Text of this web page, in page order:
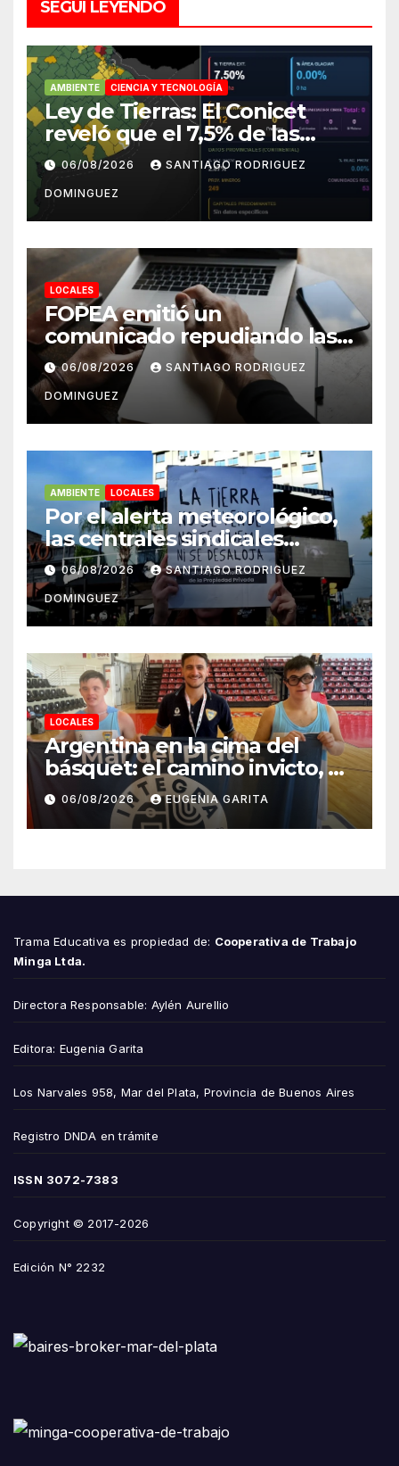
SEGUÍ LEYENDO
AMBIENTE CIENCIA Y TECNOLOGÍA
Ley de Tierras: El Conicet
reveló que el 7,5% de las
tierras rurales de Mar del
Plata pertenecen a
extranjeros
06/08/2026 SANTIAGO RODRIGUEZ
DOMINGUEZ
LOCALES
FOPEA emitió un
comunicado repudiando las
cuentas pseudo periodísticas
de Instagram en Mar del
Plata
06/08/2026 SANTIAGO RODRIGUEZ
DOMINGUEZ
AMBIENTE LOCALES
Por el alerta meteorológico,
las centrales sindicales
suspendieron la convocatoria
contra la Ley de Tierras en
Mar del Plata
06/08/2026 SANTIAGO RODRIGUEZ
DOMINGUEZ
LOCALES
Argentina en la cima del
básquet: el camino invicto, el
esfuerzo familiar y la jugada
que valió un Mundial
06/08/2026 EUGENIA GARITA
Trama Educativa es propiedad de: Cooperativa de Trabajo
Minga Ltda.
Directora Responsable: Aylén Aurellio
Editora: Eugenia Garita
Los Narvales 958, Mar del Plata, Provincia de Buenos Aires
Registro DNDA en trámite
ISSN 3072-7383
Copyright © 2017-2026
Edición N° 2232